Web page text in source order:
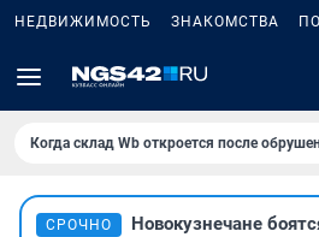
НЕДВИЖИМОСТЬ ЗНАКОМСТВА
Когда склад Wb откроется после
СРОЧНО
Новокузнечане